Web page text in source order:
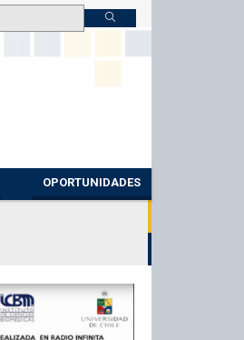
OPORTUNIDADES